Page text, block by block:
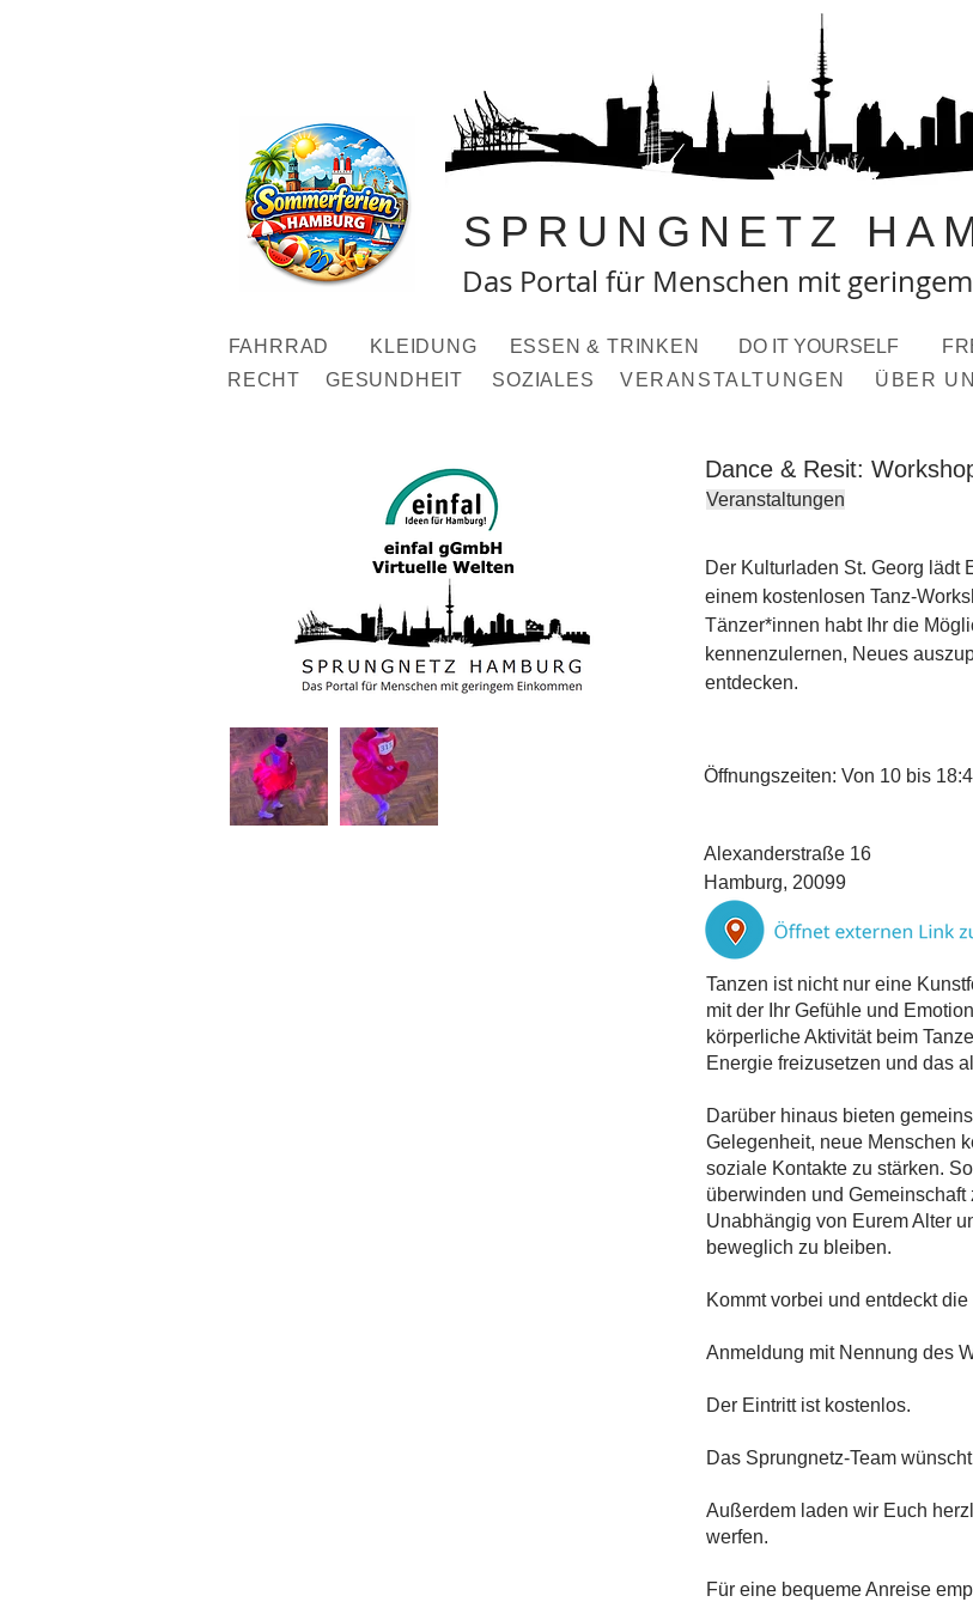
SPRUNGNETZ
Das Portal für Menschen mit
FAHRRAD
KLEIDUNG
RECHT
GESUNDHEIT
DO IT YOURSELF
ESSEN & TRINKEN
SOZIALES
VERANSTALTUNGEN ÜBER
Dance & Resit:
Veranstaltungen
Der Kulturladen St. Georg lädt
einem kostenlosen Tanz-
Tänzer*innen habt Ihr die
kennenzulernen, Neues
entdecken.
Alexanderstraße 16
Hamburg, 20099
Öffnungszeiten: Von 10 bis
Tanzen ist nicht nur eine
mit der Ihr Gefühle und
körperliche Aktivität beim
Energie freizusetzen und das
Darüber hinaus bieten
Gelegenheit, neue Menschen
soziale Kontakte zu stärken.
überwinden und Gemeinschaft
Unabhängig von Eurem Alter
beweglich zu bleiben.
Kommt vorbei und entdeckt
Anmeldung mit Nennung des
Der Eintritt ist kostenlos.
Das Sprungnetz-Team
Außerdem laden wir Euch
werfen.
Für eine bequeme Anreise